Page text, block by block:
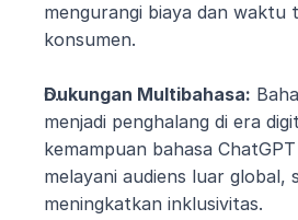
mengurangi biaya dan waktu
konsumen.
Dukungan Multibahasa:
menjadi penghalang di era
kemampuan bahasa
melayani audiens luar global,
meningkatkan inklusivitas.